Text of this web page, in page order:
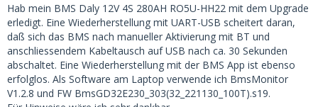
Hab mein BMS Daly 12V 4S 280AH RO5U-HH22 mit dem Upgrade
erledigt. Eine Wiederherstellung mit UART-USB scheitert daran,
daß sich das BMS nach manueller Aktivierung mit BT und
anschliessendem Kabeltausch auf USB nach ca. 30 Sekunden
abschaltet. Eine Wiederherstellung mit der BMS App ist ebenso
erfolglos. Als Software am Laptop verwende ich BmsMonitor
V1.2.8 und FW BmsGD32E230_303(32_221130_100T).s19.